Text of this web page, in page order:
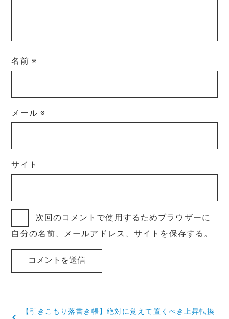
名前 ※
メール ※
サイト
次回のコメントで使用するためブラウザーに
自分の名前、メールアドレス、サイトを保存する。
【引きこもり落書き帳】絶対に覚えて置くべき上昇転換